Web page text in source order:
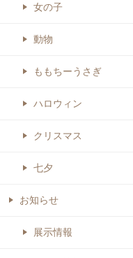
女の子
動物
ももちーうさぎ
ハロウィン
クリスマス
七夕
お知らせ
展示情報